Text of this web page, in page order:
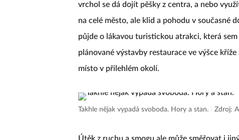
vrchol se dá dojít pěšky z centra, a nebo
na celé město, ale klid a pohodu v současné
půjde o lákavou turistickou atrakci, která
plánované výstavby restaurace ve výšce
místo v přilehlém okolí.
Takhle nějak vypadá svoboda. Hory a stan. Zdroj: